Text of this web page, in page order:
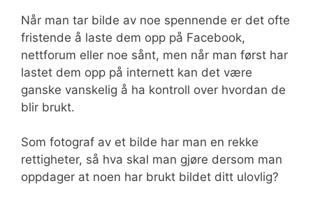
Når man tar bilde av noe spennende er det ofte
fristende å laste dem opp på Facebook,
nettforum eller noe sånt, men når man først har
lastet dem opp på internett kan det være
ganske vanskelig å ha kontroll over hvordan de
blir brukt.
Som fotograf av et bilde har man en rekke
rettigheter, så hva skal man gjøre dersom man
oppdager at noen har brukt bildet ditt ulovlig?